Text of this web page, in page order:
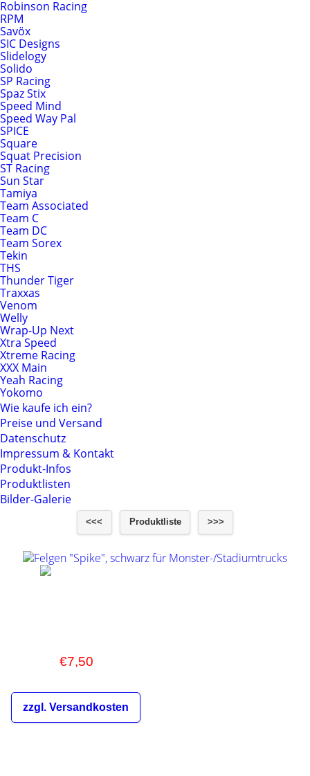
Robinson Racing
RPM
Savöx
SIC Designs
Slidelogy
Solido
SP Racing
Spaz Stix
Speed Mind
Speed Way Pal
SPICE
Square
Squat Precision
ST Racing
Sun Star
Tamiya
Team Associated
Team C
Team DC
Team Sorex
Tekin
THS
Thunder Tiger
Traxxas
Venom
Welly
Wrap-Up Next
Xtra Speed
Xtreme Racing
XXX Main
Yeah Racing
Yokomo
Wie kaufe ich ein?
Preise und Versand
Datenschutz
Impressum & Kontakt
Produkt-Infos
Produktlisten
Bilder-Galerie
<<< Produktliste >>>
€7,50
zzgl. Versandkosten